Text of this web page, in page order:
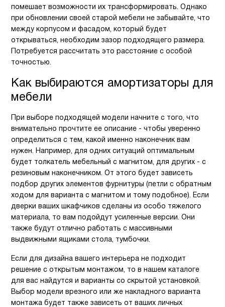
помешает возможности их трансформировать. Однако
при обновлении своей старой мебели не забывайте, что
между корпусом и фасадом, который будет
открываться, необходим зазор подходящего размера.
Потребуется рассчитать это расстояние с особой
точностью.
Как выбираются амортизаторы для
мебели
При выборе подходящей модели начните с того, что
внимательно прочтите ее описание - чтобы уверенно
определиться с тем, какой именно наконечник вам
нужен. Например, для одних ситуаций оптимальным
будет толкатель мебельный с магнитом, для других - с
резиновым наконечником. От этого будет зависеть
подбор других элементов фурнитуры (петли с обратным
ходом для варианта с магнитом и тому подобное). Если
дверки ваших шкафчиков сделаны из особо тяжелого
материала, то вам подойдут усиленные версии. Они
также будут отлично работать с массивными
выдвижными ящиками стола, тумбочки.
Если для дизайна вашего интерьера не подходит
решение с открытым монтажом, то в нашем каталоге
для вас найдутся и варианты со скрытой установкой.
Выбор модели врезного или же накладного варианта
монтажа будет также зависеть от ваших личных